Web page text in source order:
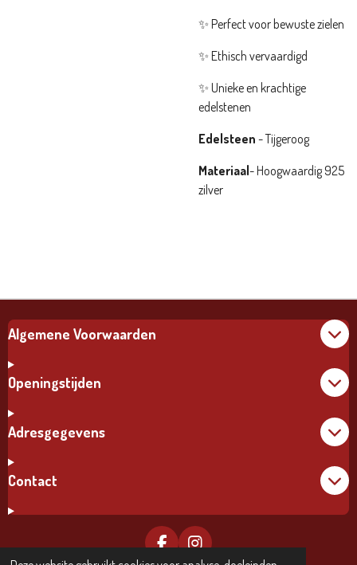
✨ Perfect voor bewuste zielen
✨ Ethisch vervaardigd
✨ Unieke en krachtige
edelstenen
Edelsteen - Tijgeroog
Materiaal- Hoogwaardig 925
zilver
Algemene Voorwaarden
Openingstijden
Adresgegevens
Contact
F
I